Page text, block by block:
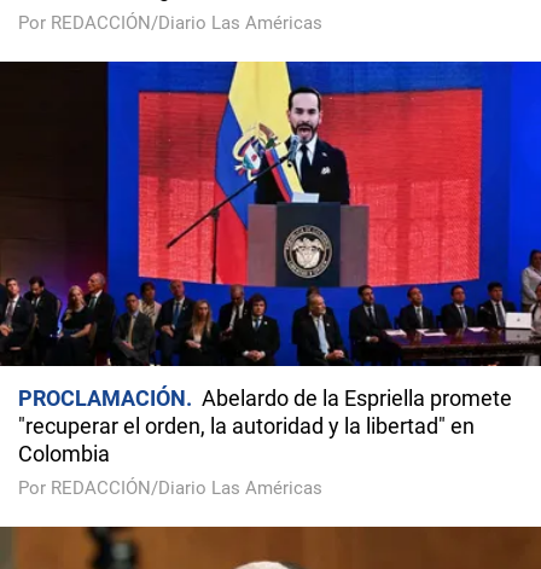
Por REDACCIÓN/Diario Las Américas
PROCLAMACIÓN
Abelardo de la Espriella promete
"recuperar el orden, la autoridad y la libertad" en
Colombia
Por REDACCIÓN/Diario Las Américas